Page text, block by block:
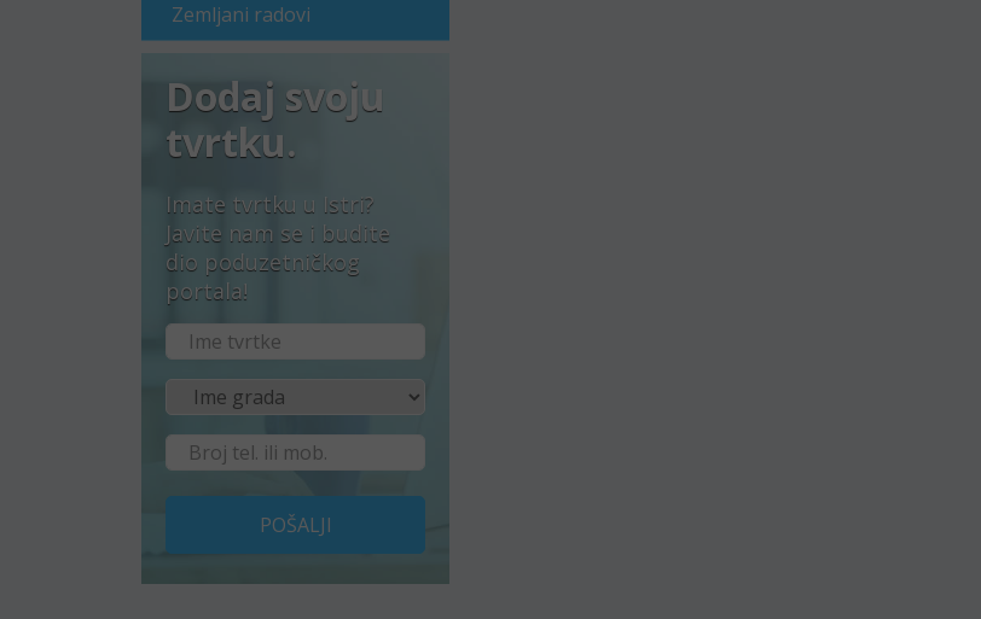
Zemljani radovi
Dodaj svoju
tvrtku.
Imate tvrtku u Istri?
Javite nam se i budite
dio poduzetničkog
portala!
POŠALJI